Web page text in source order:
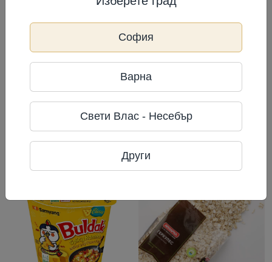
Фирма: GALAFOODS
Телефон: +380 800 408 558
Адрес: Ул. Ефремова 8а, офис 55,
Киев, Украйна
Често разглеждани
София
Варна
Свети Влас - Несебър
Други